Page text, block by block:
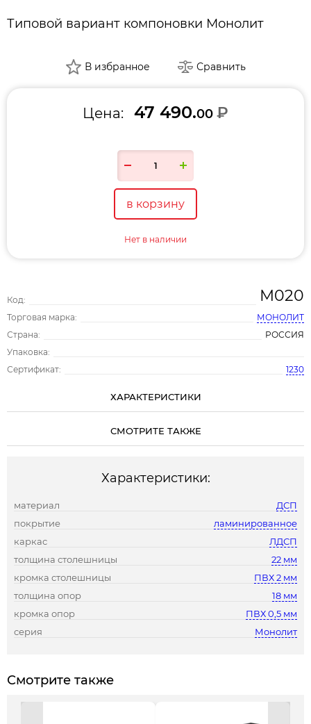
Типовой вариант компоновки Монолит
Код: М020
Торговая марка:
МОНОЛИТ
Страна:
РОССИЯ
Упаковка:
Сертификат:
1230
В избранное Сравнить
Цена: 47 490.00 ₽
в корзину
Нет в наличии
ХАРАКТЕРИСТИКИ
СМОТРИТЕ ТАКЖЕ
Характеристики:
материал
ДСП
покрытие
ламинированное
каркас
ЛДСП
толщина столешницы
22 мм
кромка столешницы
ПВХ 2 мм
толщина опор
18 мм
кромка опор
ПВХ 0,5 мм
серия
Монолит
Смотрите также